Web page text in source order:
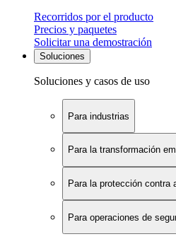
Recorridos por el producto
Precios y paquetes
Solicitar una demostración
Soluciones
Soluciones y casos de uso
Para industrias
Para la transformación
Para la protección contra
Para operaciones de